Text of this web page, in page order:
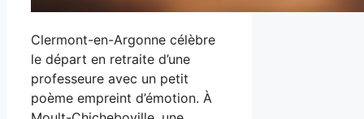
Clermont-en-Argonne célèbre
le départ en retraite d’une
professeure avec un petit
poème empreint d’émotion. À